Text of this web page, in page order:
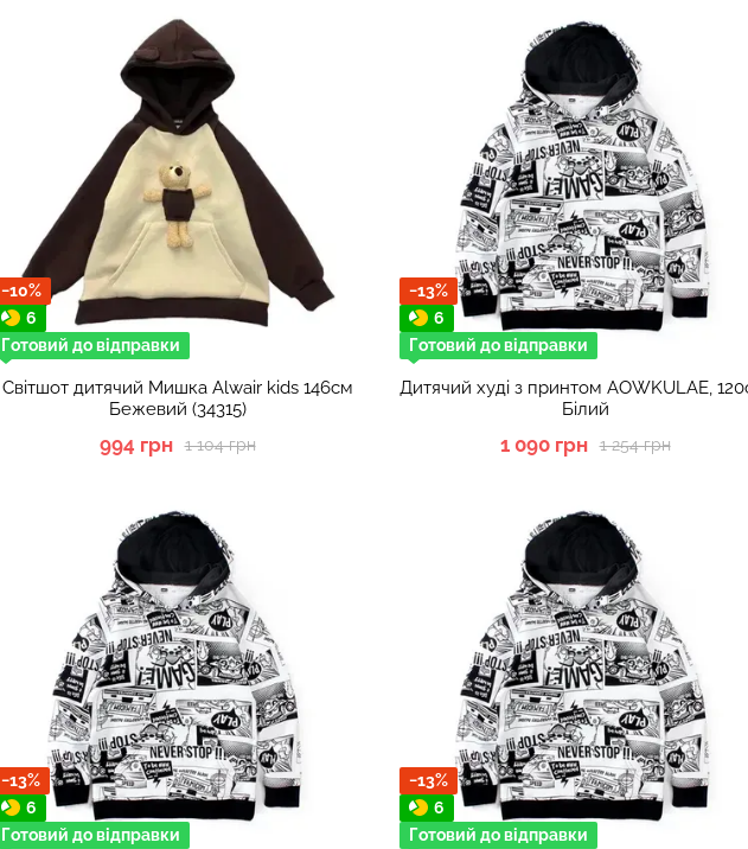
−10%
6
Готовий до відправки
Світшот дитячий Мишка Alwair kids 146см
Бежевий (34315)
1 104 грн
994 грн
−13%
6
Готовий до відправки
Дитячий худі з принтом AOWKULAE,
Білий
1 254 грн
1 090 грн
−13%
6
Готовий до відправки
−13%
6
Готовий до відправки